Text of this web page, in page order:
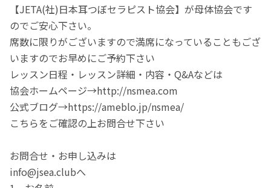
【JETA(社)日本耳つぼセラピスト協会】が母体協会です
のでご安心下さい。
席数に限りがございますので満席になっていることもござ
いますのでお早めにご予約下さい
レッスン日程・レッスン詳細・内容・Q&Aなどは
協会ホームページ→http://nsmea.com
公式ブログ→https://ameblo.jp/nsmea/
こちらをご確認の上お問合せ下さい
お問合せ・お申し込みは
info@jsea.clubへ